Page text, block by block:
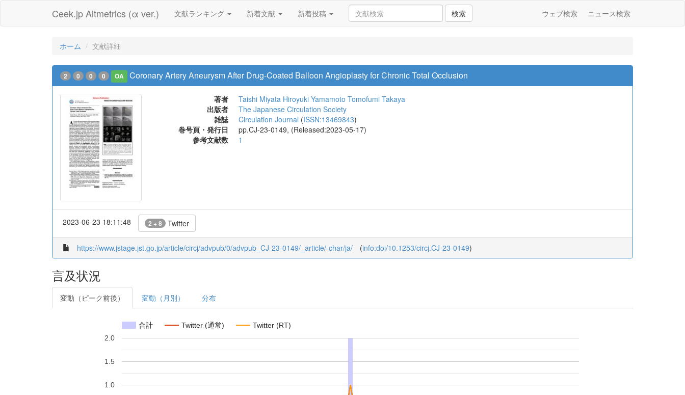
Ceek.jp Altmetrics (α ver.) 文献ランキング 新着文献 新着投稿 検索 ウェブ検索 ニュース検索
ホーム 文献詳細
2 0 0 0 OA Coronary Artery Aneurysm After Drug-Coated Balloon Angioplasty for Chronic Total Occlusion
著者 Taishi Miyata Hiroyuki Yamamoto Tomofumi Takaya
出版者
The Japanese Circulation Society
雑誌
Circulation Journal (ISSN:13469843)
巻号頁・発行日
pp.CJ-23-0149, (Released:2023-05-17)
参考文献数
1
2023-06-23 18:11:48 2 + 8 Twitter
https://www.jstage.jst.go.jp/article/circj/advpub/0/advpub_CJ-23-0149/_article/-char/ja/ (info:doi/10.1253/circj.CJ-23-0149)
言及状況
変動（ピーク前後） 変動（月別） 分布
合計 Twitter (通常) Twitter (RT)
1.0
1.5
2.0